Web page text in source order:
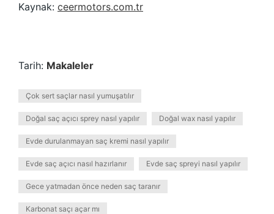
Kaynak: ceermotors.com.tr
Tarih: Makaleler
Çok sert saçlar nasıl yumuşatılır
Doğal saç açıcı sprey nasıl yapılır Doğal wax nasıl yapılır
Evde durulanmayan saç kremi nasıl yapılır
Evde saç açıcı nasıl hazırlanır Evde saç spreyi nasıl yapılır
Gece yatmadan önce neden saç taranır
Karbonat saçı açar mı